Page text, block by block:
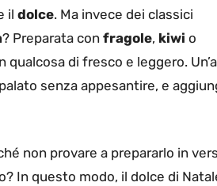
il dolce. Ma invece dei classici
? Preparata con fragole, kiwi o
di fresco e leggero.
senza appesantire, e
non provare a prepararlo in
In questo modo, il dolce di